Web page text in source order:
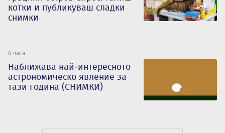
котки и публикуваш сладки
снимки
6 часа
Наближава най-интересното
астрономическо явление за
тази година (СНИМКИ)